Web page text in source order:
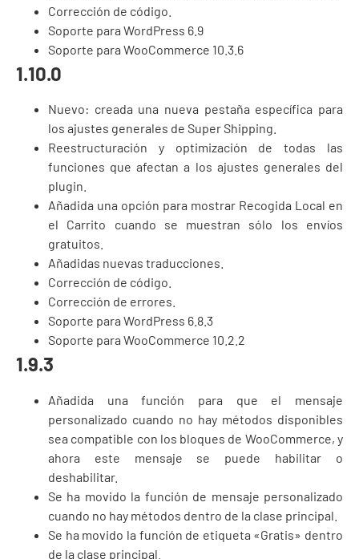
Corrección de código.
Soporte para WordPress 6.9
Soporte para WooCommerce 10.3.6
1.10.0
Nuevo: creada una nueva pestaña específica para
los ajustes generales de Super Shipping.
Reestructuración y optimización de todas las
funciones que afectan a los ajustes generales del
plugin.
Añadida una opción para mostrar Recogida Local en
el Carrito cuando se muestran sólo los envíos
gratuitos.
Añadidas nuevas traducciones.
Corrección de código.
Corrección de errores.
Soporte para WordPress 6.8.3
Soporte para WooCommerce 10.2.2
1.9.3
Añadida una función para que el mensaje
personalizado cuando no hay métodos disponibles
sea compatible con los bloques de WooCommerce, y
ahora este mensaje se puede habilitar o
deshabilitar.
Se ha movido la función de mensaje personalizado
cuando no hay métodos dentro de la clase principal.
Se ha movido la función de etiqueta «Gratis» dentro
de la clase principal.